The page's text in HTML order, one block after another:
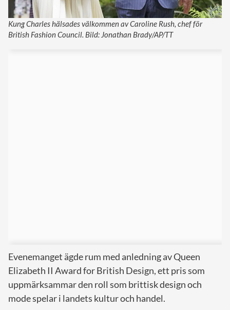
Kung Charles hälsades välkommen av Caroline Rush, chef för
British Fashion Council. Bild: Jonathan Brady/AP/TT
Evenemanget ägde rum med anledning av Queen
Elizabeth II Award for British Design, ett pris som
uppmärksammar den roll som brittisk design och
mode spelar i landets kultur och handel.